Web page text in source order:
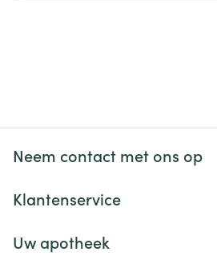
Neem contact met ons op
Klantenservice
Uw apotheek